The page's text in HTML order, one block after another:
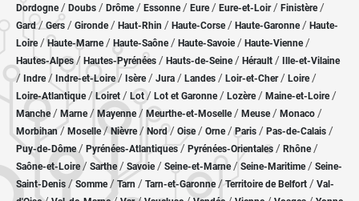
Dordogne/ Doubs / Drôme/ Essonne / Eure/ Eure-et-Loir / Finistère/
Gard/Gers / Gironde/ Haut-Rhin / Haute-Corse/ Haute-Garonne/ Haute-
Loire/Haute-Marne/ Haute-Saône/ Haute-Savoie/ Haute-Vienne/
Hautes-Alpes/ Hautes-Pyrénées / Hauts-de-Seine/ Hérault / Ille-et-Vilaine
/ Indre/ Indre-et-Loire/ Isère/ Jura / Landes / Loir-et-Cher/ Loire/
Loire-Atlantique/ Loiret / Lot/ Lot et Garonne/ Lozère / Maine-et-Loire/
Manche/ Marne/ Mayenne/ Meurthe-et-Moselle/ Meuse/ Monaco /
Morbihan/ Moselle/ Nièvre / Nord/ Oise / Orne/Paris / Pas-de-Calais /
Puy-de-Dôme/ Pyrénées-Atlantiques / Pyrénées-Orientales / Rhône/
Saône-et-Loire/ Sarthe/ Savoie/ Seine-et-Marne/ Seine-Maritime/ Seine-
Saint-Denis /Somme/ Tarn / Tarn-et-Garonne/Territoire de Belfort / Val-